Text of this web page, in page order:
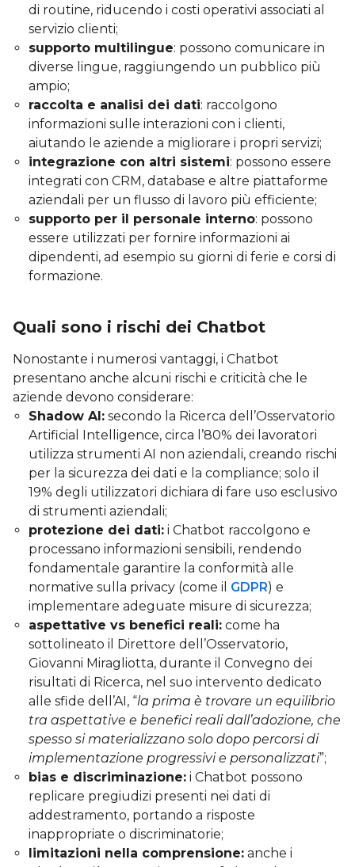
di routine, riducendo i costi operativi associati al
servizio clienti;
supporto multilingue: possono comunicare in
diverse lingue, raggiungendo un pubblico più
ampio;
raccolta e analisi dei dati: raccolgono
informazioni sulle interazioni con i clienti,
aiutando le aziende a migliorare i propri servizi;
integrazione con altri sistemi: possono essere
integrati con CRM, database e altre piattaforme
aziendali per un flusso di lavoro più efficiente;
supporto per il personale interno: possono
essere utilizzati per fornire informazioni ai
dipendenti, ad esempio su giorni di ferie e corsi di
formazione.
Quali sono i rischi dei Chatbot
Nonostante i numerosi vantaggi, i Chatbot
presentano anche alcuni rischi e criticità che le
aziende devono considerare:
Shadow AI: secondo la Ricerca dell’Osservatorio
Artificial Intelligence, circa l’80% dei lavoratori
utilizza strumenti AI non aziendali, creando rischi
per la sicurezza dei dati e la compliance; solo il
19% degli utilizzatori dichiara di fare uso esclusivo
di strumenti aziendali;
protezione dei dati: i Chatbot raccolgono e
processano informazioni sensibili, rendendo
fondamentale garantire la conformità alle
normative sulla privacy (come il GDPR) e
implementare adeguate misure di sicurezza;
aspettative vs benefici reali: come ha
sottolineato il Direttore dell’Osservatorio,
Giovanni Miragliotta, durante il Convegno dei
risultati di Ricerca, nel suo intervento dedicato
alle sfide dell’AI, “la prima è trovare un equilibrio
tra aspettative e benefici reali dall’adozione, che
spesso si materializzano solo dopo percorsi di
implementazione progressivi e personalizzati”;
bias e discriminazione: i Chatbot possono
replicare pregiudizi presenti nei dati di
addestramento, portando a risposte
inappropriate o discriminatorie;
limitazioni nella comprensione: anche i